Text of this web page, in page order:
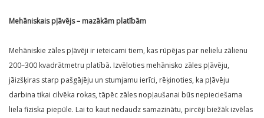
Mehāniskais pļāvējs – mazākām platībām
Mehāniskie zāles pļāvēji ir ieteicami tiem, kas rūpējas par nelielu zālienu
200–300 kvadrātmetru platībā. Izvēloties mehānisko zāles pļāvēju,
jāizšķiras starp pašgājēju un stumjamu ierīci, rēķinoties, ka pļāvēju
darbina tikai cilvēka rokas, tāpēc zāles nopļaušanai būs nepieciešama
liela fiziska piepūle. Lai to kaut nedaudz samazinātu, pircēji biežāk izvēlas